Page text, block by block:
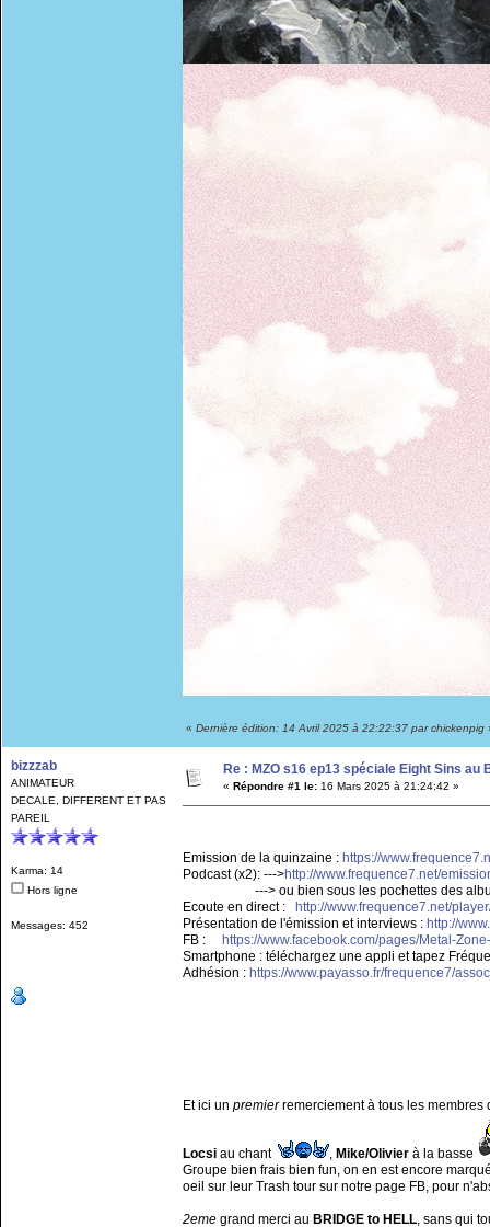
« Dernière édition: 14 Avril 2025 à 22:22:37 par chickenpig
bizzzab
ANIMATEUR
DECALE, DIFFERENT ET PAS
PAREIL
Karma: 14
Hors ligne
Messages: 452
Re : MZO s16 ep13 spéciale Eight Sins au
« Répondre #1 le: 16 Mars 2025 à 21:24:42 »
Emission de la quinzaine : https://
Podcast (x2): --->http://www.frequence7.net/
---> ou bien sous les pochettes des
Ecoute en direct :
http://www.frequence7.net/
Présentation de l'émission et interviews : http://
FB :
https://www.facebook.com/pages/Metal-
Smartphone : téléchargez une appli et tapez
Adhésion : https://www.payasso.fr/frequence7/
Et ici un premierremerciement à tous les membres
Locsi au chant , Mike/Olivier à la basse
Groupe bien frais bien fun, on en est encore
oeil sur leur Trash tour sur notre page FB, pour
2eme grand merci au BRIDGE to HELL, sans qui